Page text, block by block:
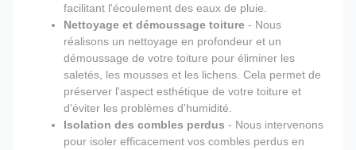
facilitant l'écoulement des eaux de pluie.
Nettoyage et démoussage toiture - Nous
réalisons un nettoyage en profondeur et un
démoussage de votre toiture pour éliminer les
saletés, les mousses et les lichens. Cela permet de
préserver l'aspect esthétique de votre toiture et
d'éviter les problèmes d'humidité.
Isolation des combles perdus - Nous intervenons
pour isoler efficacement vos combles perdus en